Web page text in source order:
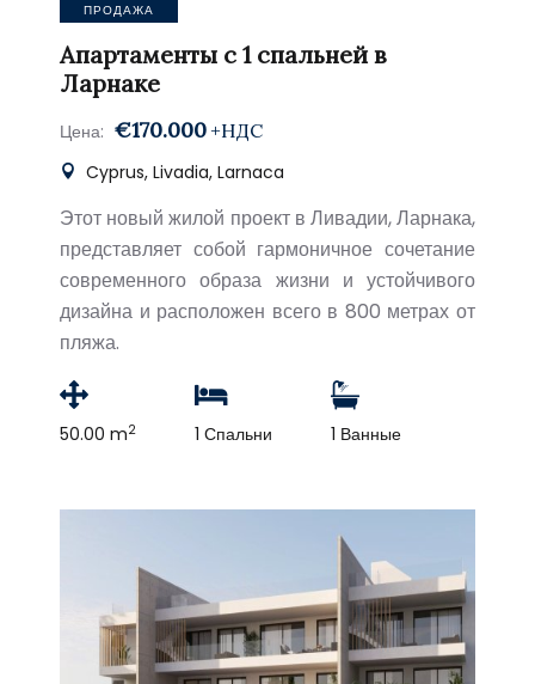
ПРОДАЖА
Апартаменты с 1 спальней в
Ларнаке
Цена: €170.000 +НДС
Cyprus, Livadia, Larnaca
Этот новый жилой проект в Ливадии, Ларнака,
представляет собой гармоничное сочетание
современного образа жизни и устойчивого
дизайна и расположен всего в 800 метрах от
пляжа.
50.00 m2 1 Спальни 1 Ванные